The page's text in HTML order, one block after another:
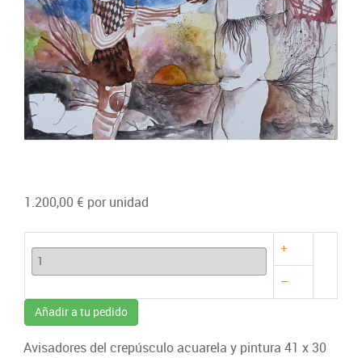
1.200,00 € por unidad
+
–
Añadir a tu pedido
Avisadores del crepúsculo acuarela y pintura 41 x 30